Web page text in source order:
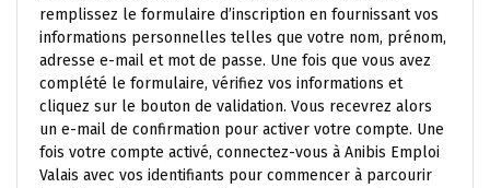
remplissez le formulaire d’inscription en fournissant vos
informations personnelles telles que votre nom, prénom,
adresse e-mail et mot de passe. Une fois que vous avez
complété le formulaire, vérifiez vos informations et
cliquez sur le bouton de validation. Vous recevrez alors
un e-mail de confirmation pour activer votre compte. Une
fois votre compte activé, connectez-vous à Anibis Emploi
Valais avec vos identifiants pour commencer à parcourir